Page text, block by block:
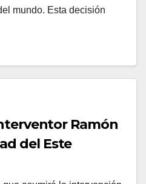
mundo. Esta decisión
Ramón
del Este